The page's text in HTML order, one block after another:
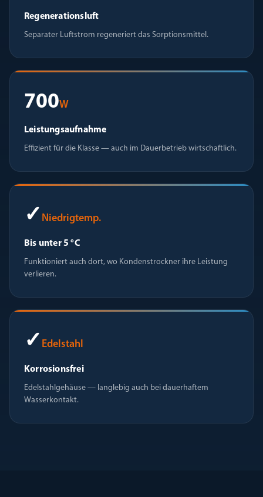
Regenerationsluft
Separater Luftstrom regeneriert das Sorptionsmittel.
700W
Leistungsaufnahme
Effizient für die Klasse — auch im Dauerbetrieb wirtschaftlich.
✓ Niedrigtemp.
Bis unter 5 °C
Funktioniert auch dort, wo Kondenstrockner ihre Leistung
verlieren.
✓ Edelstahl
Korrosionsfrei
Edelstahlgehäuse — langlebig auch bei dauerhaftem
Wasserkontakt.